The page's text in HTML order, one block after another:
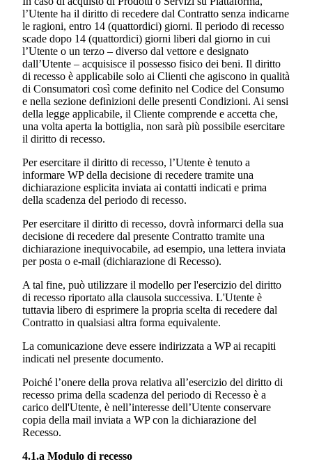
l’Utente ha il diritto di recedere dal Contratto senza indicarne
le ragioni, entro 14 (quattordici) giorni. Il periodo di recesso
scade dopo 14 (quattordici) giorni liberi dal giorno in cui
l’Utente o un terzo – diverso dal vettore e designato
dall’Utente – acquisisce il possesso fisico dei beni. Il diritto
di recesso è applicabile solo ai Clienti che agiscono in qualità
di Consumatori così come definito nel Codice del Consumo
e nella sezione definizioni delle presenti Condizioni. Ai sensi
della legge applicabile, il Cliente comprende e accetta che,
una volta aperta la bottiglia, non sarà più possibile esercitare
il diritto di recesso.
Per esercitare il diritto di recesso, l’Utente è tenuto a
informare WP della decisione di recedere tramite una
dichiarazione esplicita inviata ai contatti indicati e prima
della scadenza del periodo di recesso.
Per esercitare il diritto di recesso, dovrà informarci della sua
decisione di recedere dal presente Contratto tramite una
dichiarazione inequivocabile, ad esempio, una lettera inviata
per posta o e-mail (dichiarazione di Recesso).
A tal fine, può utilizzare il modello per l'esercizio del diritto
di recesso riportato alla clausola successiva. L'Utente è
tuttavia libero di esprimere la propria scelta di recedere dal
Contratto in qualsiasi altra forma equivalente.
La comunicazione deve essere indirizzata a WP ai recapiti
indicati nel presente documento.
Poiché l’onere della prova relativa all’esercizio del diritto di
recesso prima della scadenza del periodo di Recesso è a
carico dell'Utente, è nell’interesse dell’Utente conservare
copia della mail inviata a WP con la dichiarazione del
Recesso.
4.1.a Modulo di recesso